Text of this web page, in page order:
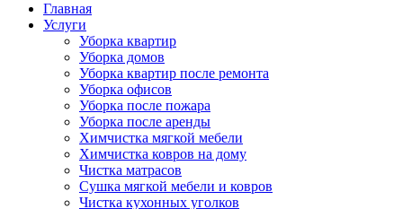
Главная
Услуги
Уборка квартир
Уборка домов
Уборка квартир после ремонта
Уборка офисов
Уборка после пожара
Уборка после аренды
Химчистка мягкой мебели
Химчистка ковров на дому
Чистка матрасов
Сушка мягкой мебели и ковров
Чистка кухонных уголков